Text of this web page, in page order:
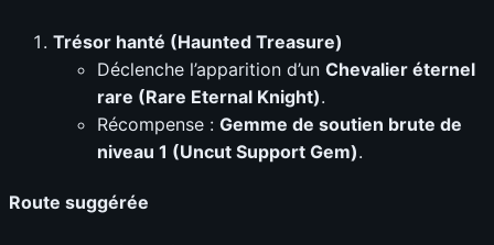
Trésor hanté (Haunted Treasure)
Déclenche l’apparition d’un Chevalier éternel
rare (Rare Eternal Knight).
Récompense : Gemme de soutien brute de
niveau 1 (Uncut Support Gem).
Route suggérée